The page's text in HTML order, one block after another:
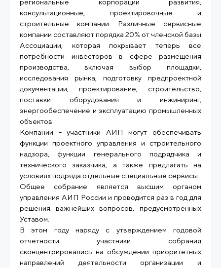
региональные корпорации развития,
консультационные, проектировочные и
строительные компании. Различные сервисные
компании составляют порядка 20% от членской базы
Ассоциации, которая покрывает теперь все
потребности инвесторов в сфере размещения
производства, включая выбор площадки,
исследования рынка, подготовку предпроектной
документации, проектирование, строительство,
поставки оборудования и инжиниринг,
энергообеспечение и эксплуатацию промышленных
объектов.
Компании - участники АИП могут обеспечивать
функции проектного управления и строительного
надзора, функции генерального подрядчика и
технического заказчика, а также предлагать на
условиях подряда отдельные специальные сервисы.
Общее собрание является высшим органом
управления АИП России и проводится раз в год для
решения важнейших вопросов, предусмотренных
Уставом.
В этом году наряду с утверждением годовой
отчетности участники собрания
сконцентрировались на обсуждении приоритетных
направлений деятельности организации и